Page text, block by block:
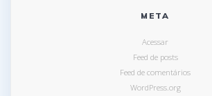
META
Acessar
Feed de posts
Feed de comentários
WordPress.org